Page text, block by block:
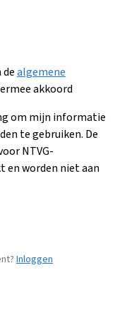
dealgemene
akkoord
om mijn informatie
te gebruiken. De
NTVG-
en worden niet aan
Inloggen